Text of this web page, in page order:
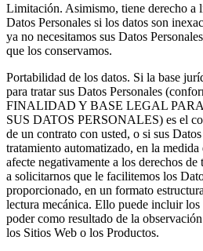
Limitación. Asimismo, tiene derecho a
Datos Personales si los datos son
ya no necesitamos sus Datos
que los conservamos.
Portabilidad de los datos. Si la base
para tratar sus Datos Personales
FINALIDAD Y BASE LEGAL
SUS DATOS PERSONALES) es el
de un contrato con usted, o si sus
tratamiento automatizado, en la
afecte negativamente a los derechos de
a solicitarnos que le facilitemos los
proporcionado, en un formato
lectura mecánica. Ello puede incluir los
poder como resultado de la
los Sitios Web o los Productos.